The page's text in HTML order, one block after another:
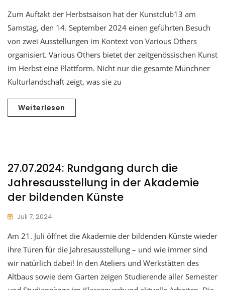
Zum Auftakt der Herbstsaison hat der Kunstclub13 am
Samstag, den 14. September 2024 einen geführten Besuch
von zwei Ausstellungen im Kontext von Various Others
organisiert. Various Others bietet der zeitgenössischen Kunst
im Herbst eine Plattform. Nicht nur die gesamte Münchner
Kulturlandschaft zeigt, was sie zu
Weiterlesen
27.07.2024: Rundgang durch die
Jahresausstellung in der Akademie
der bildenden Künste
Juli 7, 2024
Am 21. Juli öffnet die Akademie der bildenden Künste wieder
ihre Türen für die Jahresausstellung – und wie immer sind
wir natürlich dabei! In den Ateliers und Werkstätten des
Altbaus sowie dem Garten zeigen Studierende aller Semester